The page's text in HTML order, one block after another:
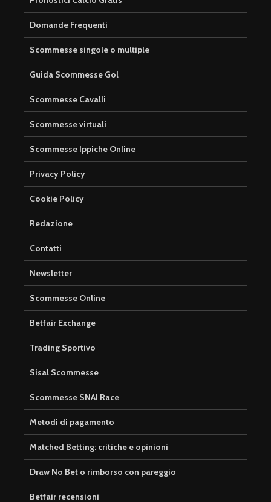
Domande Frequenti
Scommesse singole o multiple
Guida Scommesse Gol
Scommesse Cavalli
Scommesse virtuali
Scommesse Ippiche Online
Privacy Policy
Cookie Policy
Redazione
Contatti
Newsletter
Scommesse Online
Betfair Exchange
Trading Sportivo
Sisal Scommesse
Scommesse SNAI Race
Metodi di pagamento
Matched Betting: critiche e opinioni
Draw No Bet o rimborso con pareggio
Betfair recensioni